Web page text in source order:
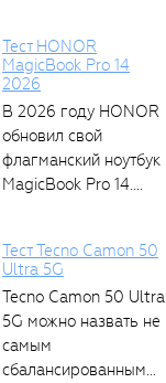
Тест HONOR
MagicBook Pro 14
2026
В 2026 году HONOR
обновил свой
флагманский ноутбук
MagicBook Pro 14....
Тест Tecno Camon 50
Ultra 5G
Tecno Camon 50 Ultra
5G можно назвать не
самым
сбалансированным